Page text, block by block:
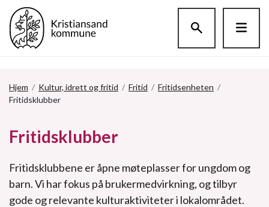
Hjem / Kultur, idrett og fritid / Fritid / Fritidsenheten /
Fritidsklubber
Fritidsklubber
Fritidsklubbene er åpne møteplasser for ungdom og
barn. Vi har fokus på brukermedvirkning, og tilbyr
gode og relevante kulturaktiviteter i lokalområdet.